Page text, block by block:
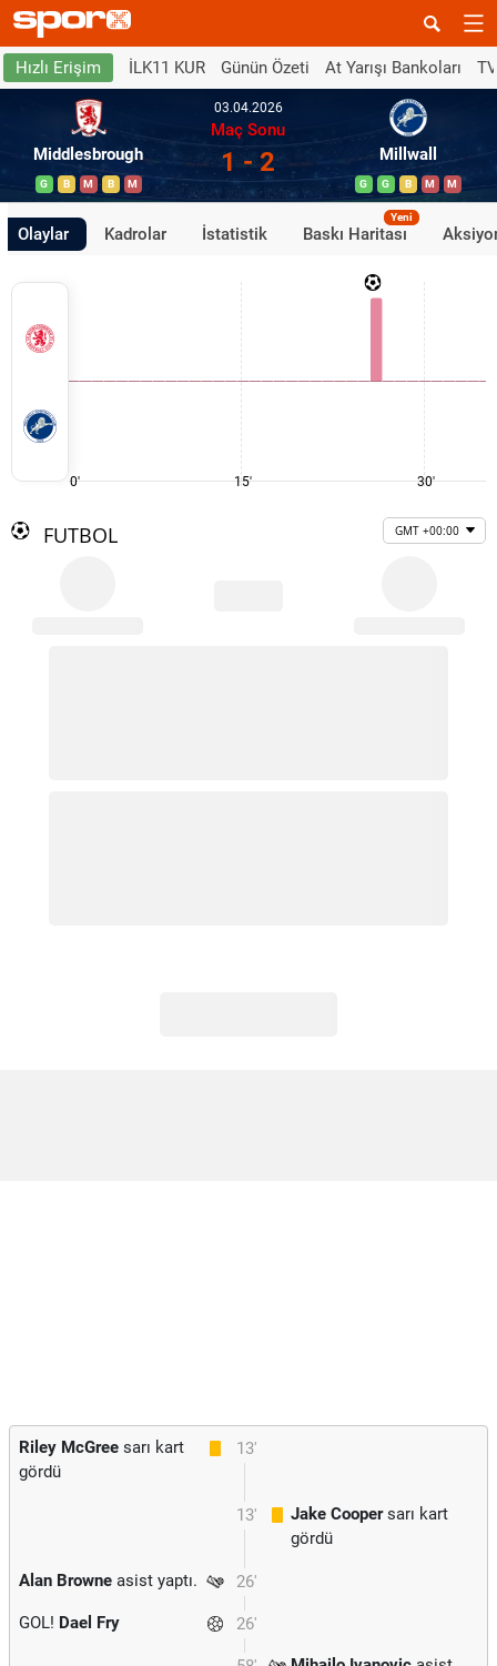
Hızlı Erişim İLK11 KUR Günün Özeti At Yarışı Bankoları
Middlesbrough
G B M B M
03.04.2026
Maç Sonu
1 - 2 Millwall
G G B M M
Olaylar Kadrolar İstatistik Baskı Haritası
Yeni
0' 15' 30'
FUTBOL GMT +00:00
13'
Riley McGree sarı kart
gördü
13' Jake Coopersarı kart
gördü
26'
Alan Browne asist yaptı.
26'
GOL! Dael Fry